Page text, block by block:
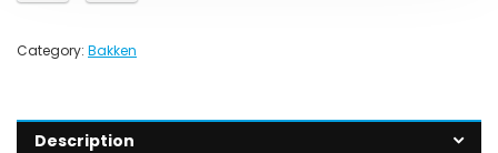
Category: Bakken
Description